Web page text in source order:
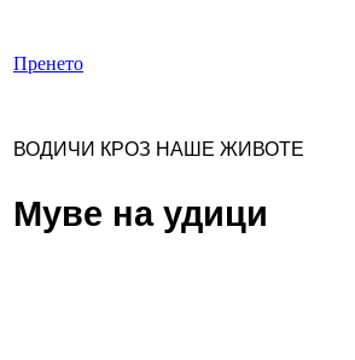
Пренето
ВОДИЧИ КРОЗ НАШЕ ЖИВОТЕ
Муве на удици